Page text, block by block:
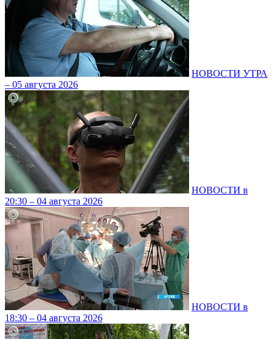
НОВОСТИ УТРА
– 05 августа 2026
НОВОСТИ в
20:30 – 04 августа 2026
НОВОСТИ в
18:30 – 04 августа 2026